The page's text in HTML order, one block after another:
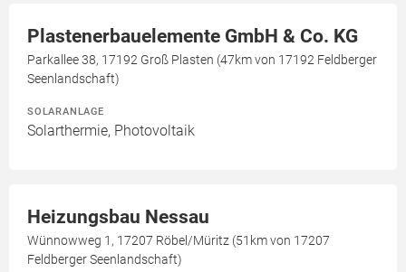
Plastenerbauelemente GmbH & Co. KG
Parkallee 38, 17192 Groß Plasten (47km von 17192 Feldberger
Seenlandschaft)
SOLARANLAGE
Solarthermie, Photovoltaik
Heizungsbau Nessau
Wünnowweg 1, 17207 Röbel/Müritz (51km von 17207
Feldberger Seenlandschaft)